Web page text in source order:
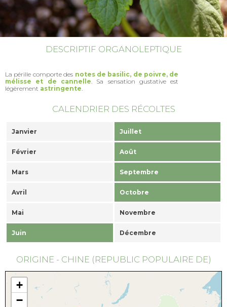
DESCRIPTIF ORGANOLEPTIQUE
La pérille comporte des notes de basilic, de poivre, de
mélisse et de cannelle . Sa sensation gustative est
légèrement astringente
CALENDRIER DES RÉCOLTES
Janvier Juillet
Février Août
Mars Septembre
Avril Octobre
Mai Novembre
Juin Décembre
ORIGINE - CHINE (REPUBLIC POPULAIRE DE)
+
−